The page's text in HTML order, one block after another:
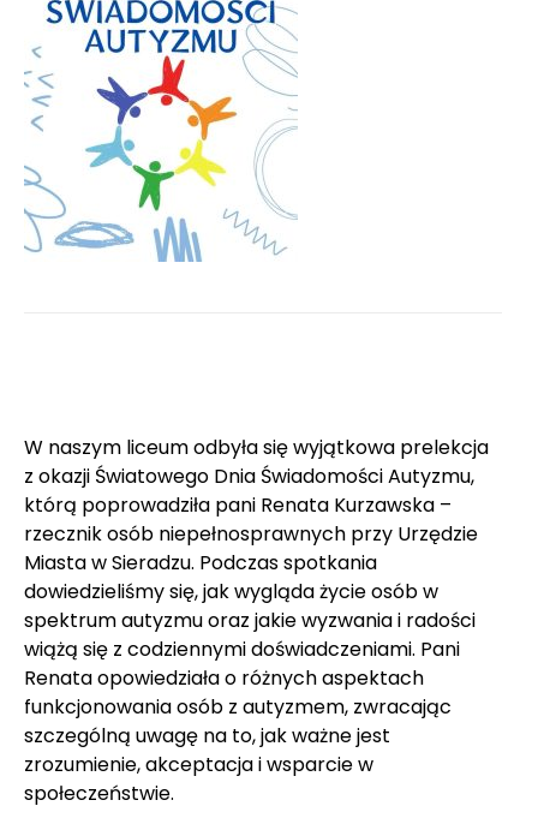
W naszym liceum odbyła się wyjątkowa prelekcja
z okazji Światowego Dnia Świadomości Autyzmu,
którą poprowadziła pani Renata Kurzawska –
rzecznik osób niepełnosprawnych przy Urzędzie
Miasta w Sieradzu. Podczas spotkania
dowiedzieliśmy się, jak wygląda życie osób w
spektrum autyzmu oraz jakie wyzwania i radości
wiążą się z codziennymi doświadczeniami. Pani
Renata opowiedziała o różnych aspektach
funkcjonowania osób z autyzmem, zwracając
szczególną uwagę na to, jak ważne jest
zrozumienie, akceptacja i wsparcie w
społeczeństwie.